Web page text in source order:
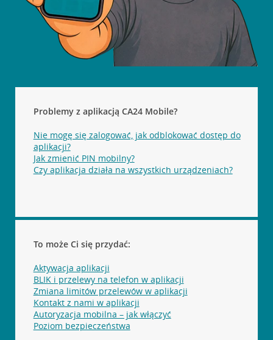
Problemy z aplikacją CA24 Mobile?
Nie mogę się zalogować, jak odblokować dostęp do
aplikacji?
Jak zmienić PIN mobilny?
Czy aplikacja działa na wszystkich urządzeniach?
To może Ci się przydać:
Aktywacja aplikacji
BLIK i przelewy na telefon w aplikacji
Zmiana limitów przelewów w aplikacji
Kontakt z nami w aplikacji
Autoryzacja mobilna – jak włączyć
Poziom bezpieczeństwa